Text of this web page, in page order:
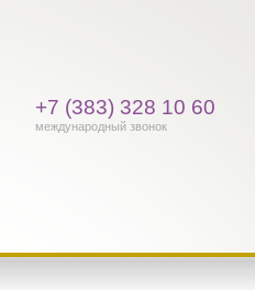
+7 (383) 328 10 60
международный звонок